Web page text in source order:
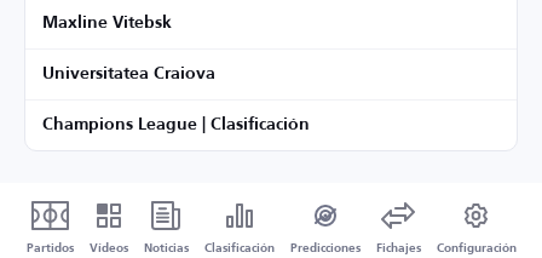
Maxline Vitebsk
Universitatea Craiova
Champions League | Clasificación
Partidos Vídeos Noticias Clasificación Predicciones Fichajes Configuración